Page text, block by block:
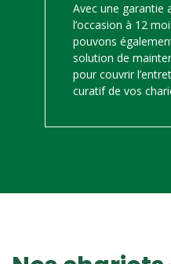
Avec une garantie
l’occasion à 12
pouvons
solution de
pour couvrir
curatif de vos